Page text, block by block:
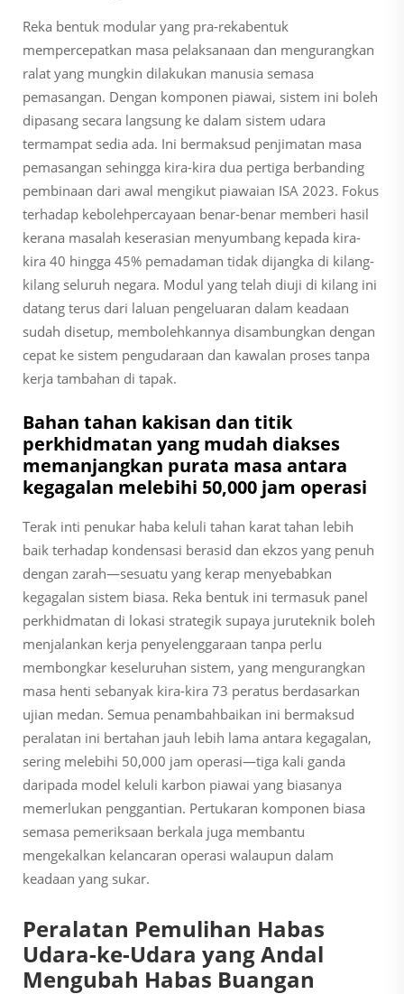
Reka bentuk modular yang pra-rekabentuk
mempercepatkan masa pelaksanaan dan mengurangkan
ralat yang mungkin dilakukan manusia semasa
pemasangan. Dengan komponen piawai, sistem ini boleh
dipasang secara langsung ke dalam sistem udara
termampat sedia ada. Ini bermaksud penjimatan masa
pemasangan sehingga kira-kira dua pertiga berbanding
pembinaan dari awal mengikut piawaian ISA 2023. Fokus
terhadap kebolehpercayaan benar-benar memberi hasil
kerana masalah keserasian menyumbang kepada kira-
kira 40 hingga 45% pemadaman tidak dijangka di kilang-
kilang seluruh negara. Modul yang telah diuji di kilang ini
datang terus dari laluan pengeluaran dalam keadaan
sudah disetup, membolehkannya disambungkan dengan
cepat ke sistem pengudaraan dan kawalan proses tanpa
kerja tambahan di tapak.
Bahan tahan kakisan dan titik
perkhidmatan yang mudah diakses
memanjangkan purata masa antara
kegagalan melebihi 50,000 jam operasi
Terak inti penukar haba keluli tahan karat tahan lebih
baik terhadap kondensasi berasid dan ekzos yang penuh
dengan zarah—sesuatu yang kerap menyebabkan
kegagalan sistem biasa. Reka bentuk ini termasuk panel
perkhidmatan di lokasi strategik supaya juruteknik boleh
menjalankan kerja penyelenggaraan tanpa perlu
membongkar keseluruhan sistem, yang mengurangkan
masa henti sebanyak kira-kira 73 peratus berdasarkan
ujian medan. Semua penambahbaikan ini bermaksud
peralatan ini bertahan jauh lebih lama antara kegagalan,
sering melebihi 50,000 jam operasi—tiga kali ganda
daripada model keluli karbon piawai yang biasanya
memerlukan penggantian. Pertukaran komponen biasa
semasa pemeriksaan berkala juga membantu
mengekalkan kelancaran operasi walaupun dalam
keadaan yang sukar.
Peralatan Pemulihan Habas
Udara-ke-Udara yang Andal
Mengubah Habas Buangan